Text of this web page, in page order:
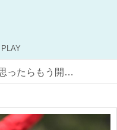
PLAY
終わったと思ったらもう開幕！ PGAツアー新シーズンの見どころ＆注目選手をまとめてみた